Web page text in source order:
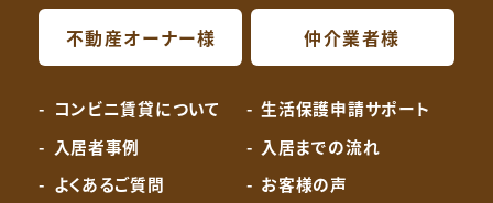
不動産オーナー様 仲介業者様
コンビニ賃貸について
生活保護申請サポート
入居者事例
入居までの流れ
よくあるご質問
お客様の声